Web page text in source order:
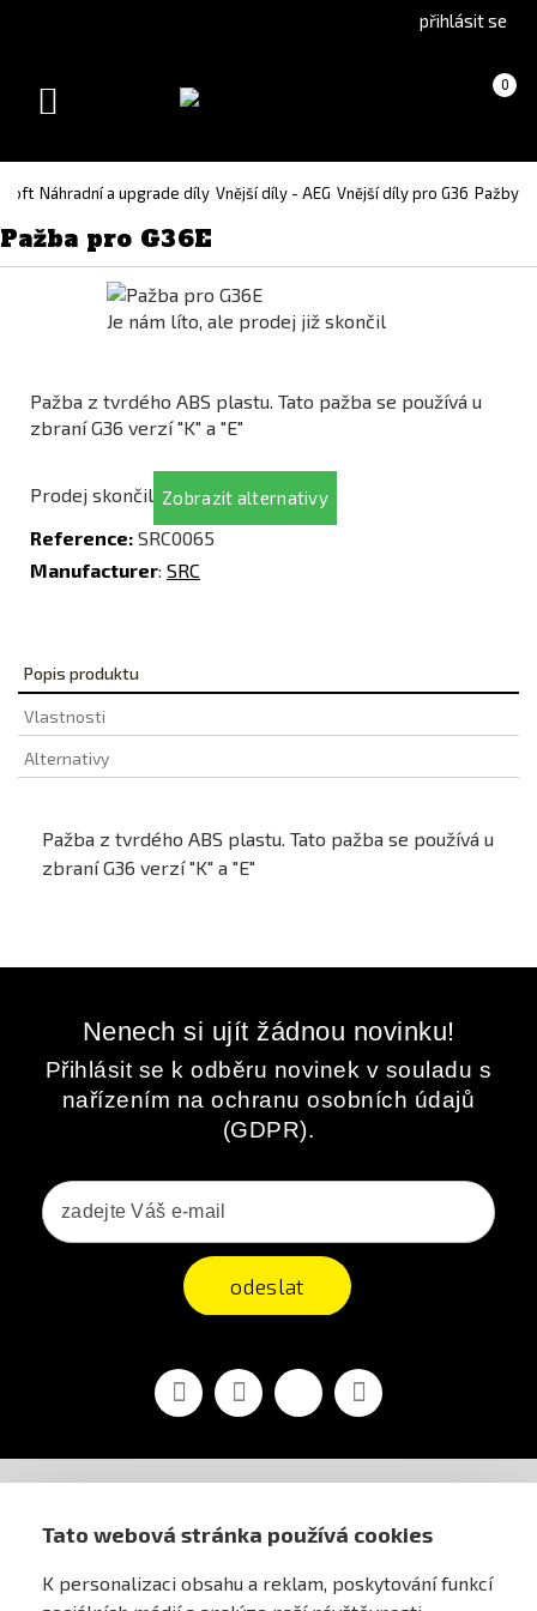
Tato webová stránka používá cookies
K personalizaci obsahu a reklam, poskytování funkcí
version(Slovak)
přihlásit se
Košík 0
(prázdný)
Toggle
Náhradní a upgrade díly Vnější díly - AEG Vnější díly pro G36 Pažby
Pažba pro G36E
Je nám líto, ale prodej již skončil
Pažba z tvrdého ABS plastu. Tato pažba se používá u
zbraní G36 verzí "K" a "E"
Prodej skončil Zobrazit alternativy
Reference: SRC0065
Manufacturer: SRC
Popis produktu
Vlastnosti
Alternativy
Pažba z tvrdého ABS plastu. Tato pažba se používá u
zbraní G36 verzí "K" a "E"
Nenech si ujít žádnou novinku!
Přihlásit se k odběru novinek v souladu s
nařízením na ochranu osobních údajů
(GDPR).
odeslat
FacebookYouTubeVimeo Instagram
AIRSOFT OBCHOD PRAHA
PRO ZÁKAZNÍKY